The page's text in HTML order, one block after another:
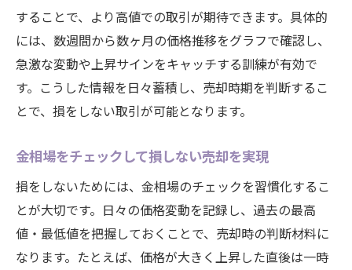
することで、より高値での取引が期待できます。具体的
には、数週間から数ヶ月の価格推移をグラフで確認し、
急激な変動や上昇サインをキャッチする訓練が有効で
す。こうした情報を日々蓄積し、売却時期を判断するこ
とで、損をしない取引が可能となります。
金相場をチェックして損しない売却を実現
損をしないためには、金相場のチェックを習慣化するこ
とが大切です。日々の価格変動を記録し、過去の最高
値・最低値を把握しておくことで、売却時の判断材料に
なります。たとえば、価格が大きく上昇した直後は一時